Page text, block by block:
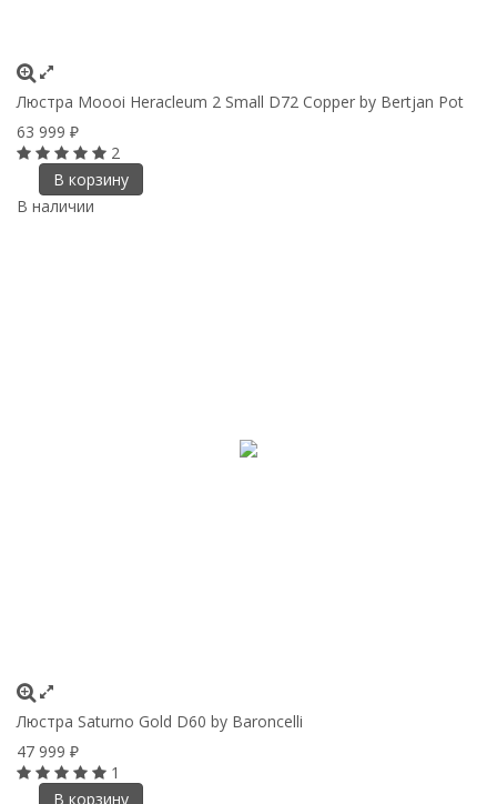
Люстра Moooi Heracleum 2 Small D72 Copper by Bertjan Pot
63 999 ₽
2
В корзину
В наличии
Люстра Saturno Gold D60 by Baroncelli
47 999 ₽
1
В корзину